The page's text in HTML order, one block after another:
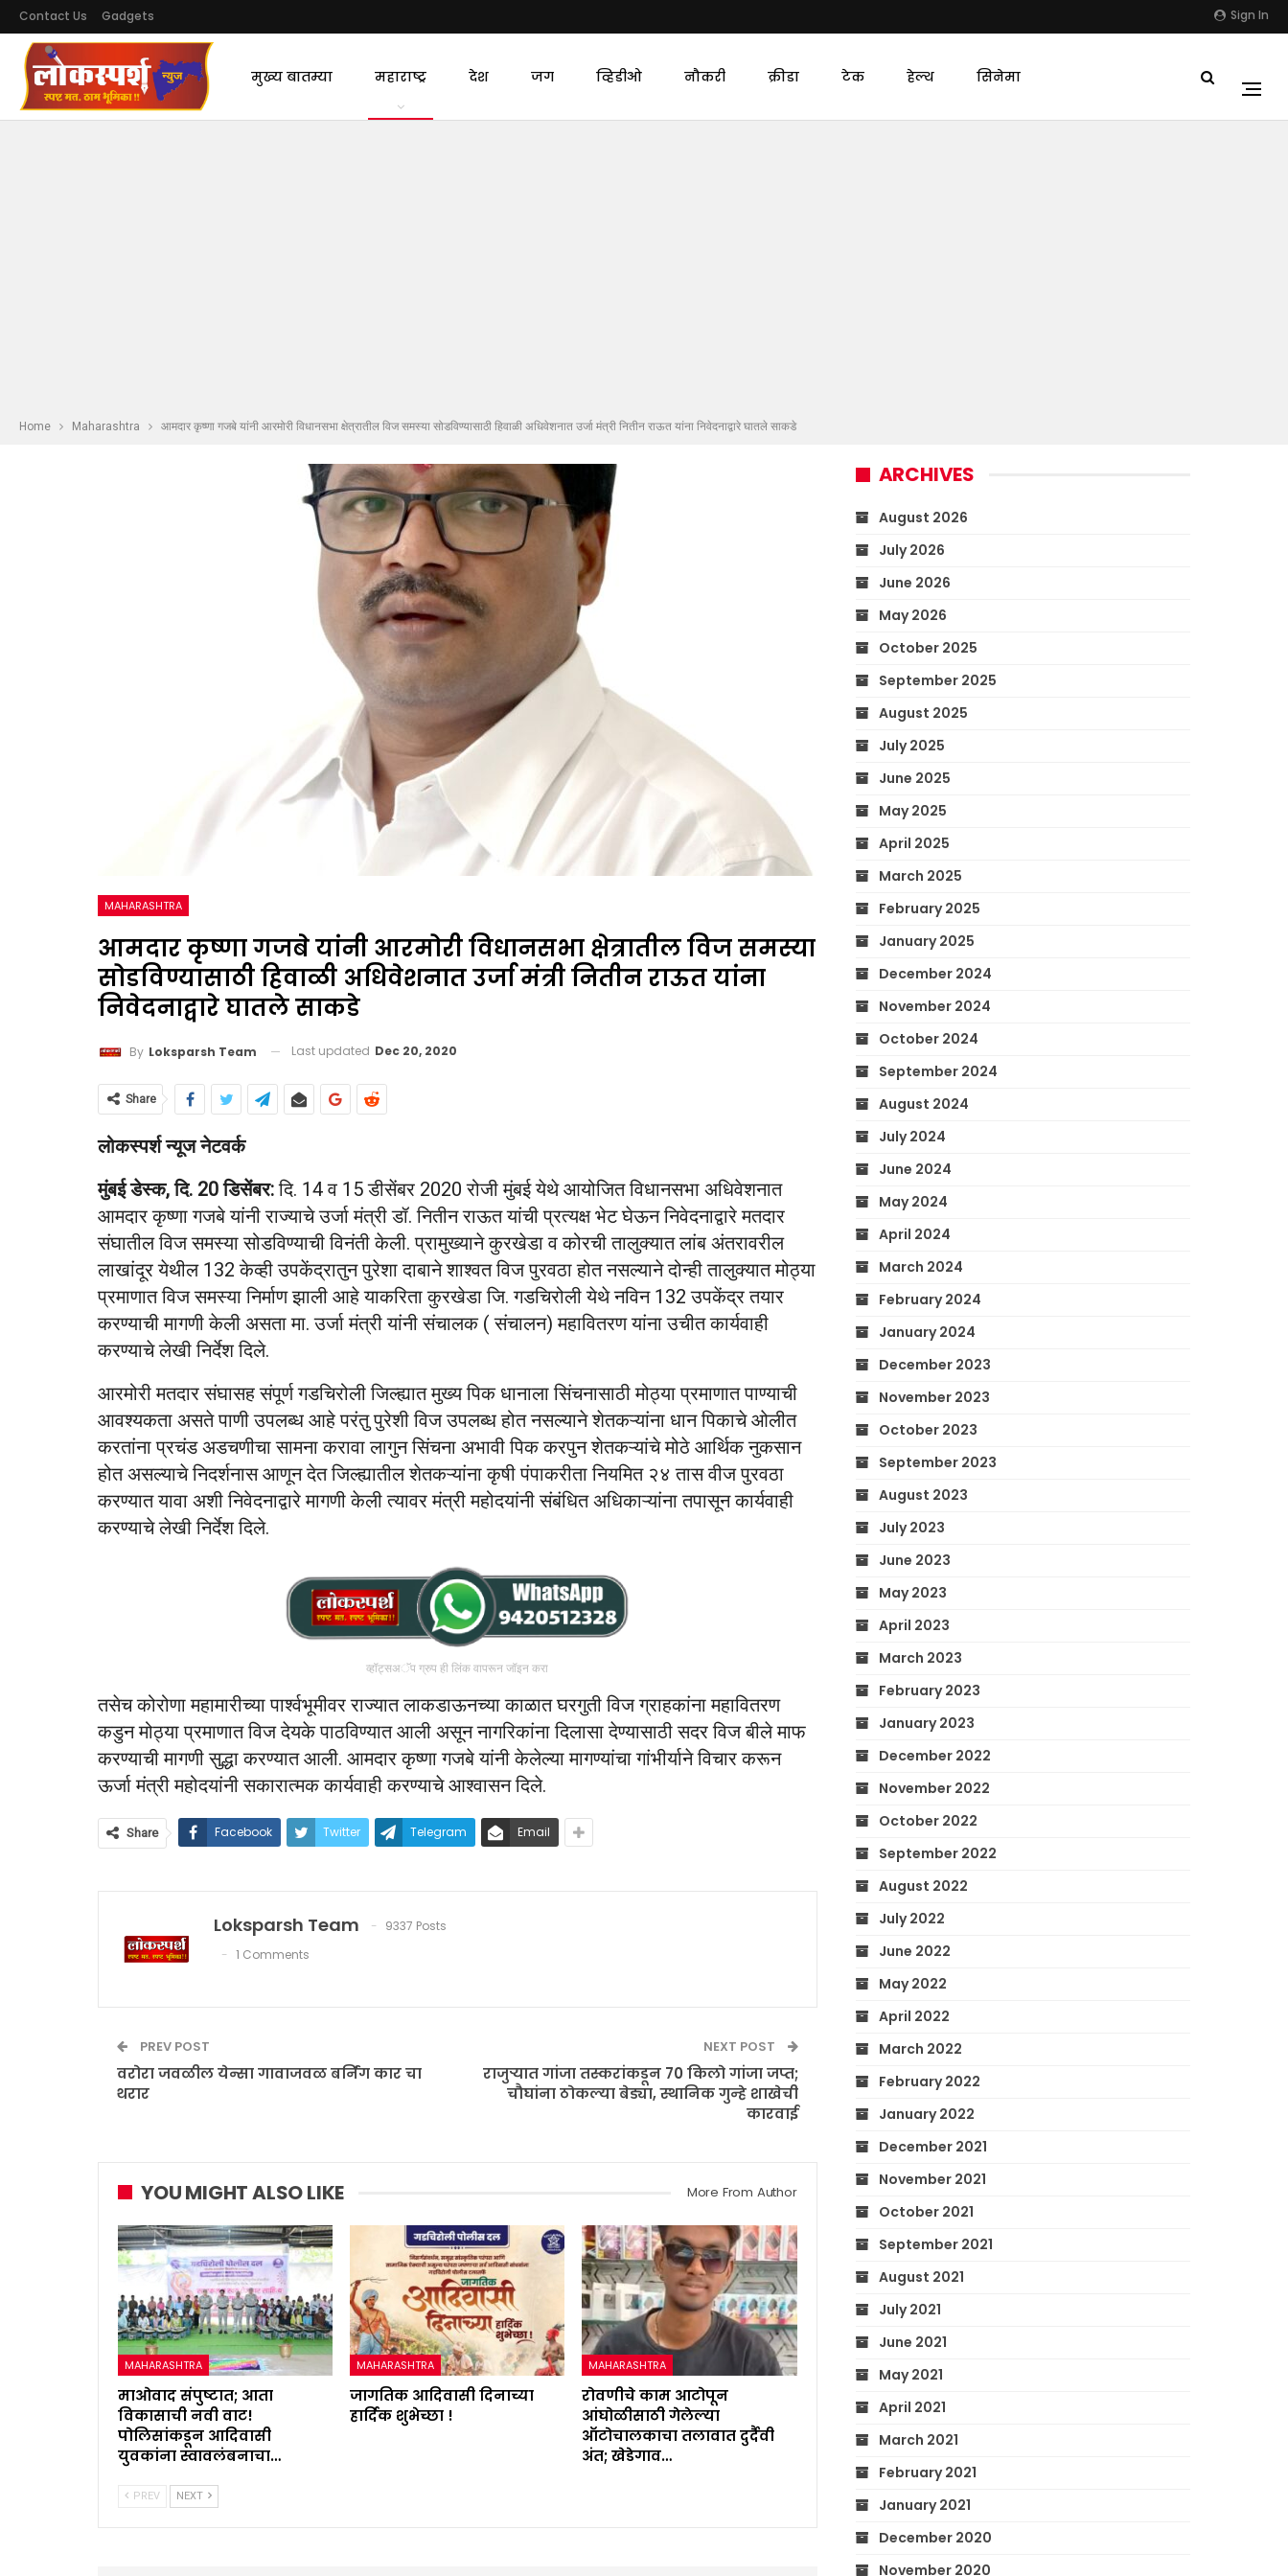
Sign In
Contact Us Gadgets
मुख्य बातम्या महाराष्ट्र देश जग व्हिडीओ नौकरी क्रीडा टेक हेल्थ सिनेमा
Home Maharashtra आमदार कृष्णा गजबे यांनी आरमोरी विधानसभा क्षेत्रातील विज समस्या सोडविण्यासाठी हिवाळी अधिवेशनात उर्जा मंत्री नितीन राऊत यांना निवेदनाद्वारे घातले साकडे
MAHARASHTRA
आमदार कृष्णा गजबे यांनी आरमोरी विधानसभा क्षेत्रातील विज समस्या
सोडविण्यासाठी हिवाळी अधिवेशनात उर्जा मंत्री नितीन राऊत यांना
निवेदनाद्वारे घातले साकडे
By Loksparsh Team Last updated Dec 20, 2020
Share
लोकस्पर्श न्यूज नेटवर्क
मुंबई डेस्क, दि. 20 डिसेंबर:दि. 14 व 15 डीसेंबर 2020 रोजी मुंबई येथे आयोजित विधानसभा अधिवेशनात
आमदार कृष्णा गजबे यांनी राज्याचे उर्जा मंत्री डॉ. नितीन राऊत यांची प्रत्यक्ष भेट घेऊन निवेदनाद्वारे मतदार
संघातील विज समस्या सोडविण्याची विनंती केली. प्रामुख्याने कुरखेडा व कोरची तालुक्यात लांब अंतरावरील
लाखांदूर येथील 132 केव्ही उपकेंद्रातुन पुरेशा दाबाने शाश्वत विज पुरवठा होत नसल्याने दोन्ही तालुक्यात मोठ्या
प्रमाणात विज समस्या निर्माण झाली आहे याकरिता कुरखेडा जि. गडचिरोली येथे नविन 132 उपकेंद्र तयार
करण्याची मागणी केली असता मा. उर्जा मंत्री यांनी संचालक ( संचालन) महावितरण यांना उचीत कार्यवाही
करण्याचे लेखी निर्देश दिले.
आरमोरी मतदार संघासह संपूर्ण गडचिरोली जिल्ह्यात मुख्य पिक धानाला सिंचनासाठी मोठ्या प्रमाणात पाण्याची
आवश्यकता असते पाणी उपलब्ध आहे परंतु पुरेशी विज उपलब्ध होत नसल्याने शेतकऱ्यांना धान पिकाचे ओलीत
करतांना प्रचंड अडचणीचा सामना करावा लागुन सिंचना अभावी पिक करपुन शेतकऱ्यांचे मोठे आर्थिक नुकसान
होत असल्याचे निदर्शनास आणून देत जिल्ह्यातील शेतकऱ्यांना कृषी पंपाकरीता नियमित २४ तास वीज पुरवठा
करण्यात यावा अशी निवेदनाद्वारे मागणी केली त्यावर मंत्री महोदयांनी संबंधित अधिकाऱ्यांना तपासून कार्यवाही
करण्याचे लेखी निर्देश दिले.
व्हॉट्सअॅप ग्रुप ही लिंक वापरून जॉइन करा
तसेच कोरोणा महामारीच्या पार्श्वभूमीवर राज्यात लाकडाऊनच्या काळात घरगुती विज ग्राहकांना महावितरण
कडुन मोठ्या प्रमाणात विज देयके पाठविण्यात आली असून नागरिकांना दिलासा देण्यासाठी सदर विज बीले माफ
करण्याची मागणी सुद्धा करण्यात आली. आमदार कृष्णा गजबे यांनी केलेल्या मागण्यांचा गांभीर्याने विचार करून
ऊर्जा मंत्री महोदयांनी सकारात्मक कार्यवाही करण्याचे आश्वासन दिले.
Share Facebook Twitter Telegram Email
Loksparsh Team
9337 Posts
1 Comments
PREV POST
वरोरा जवळील येन्सा गावाजवळ बर्निंग कार चा
थरार
NEXT POST
राजुर्‍यात गांजा तस्करांकडून 70 किलो गांजा जप्त;
चौघांना ठोकल्या बेड्या, स्थानिक गुन्हे शाखेची
कारवाई
YOU MIGHT ALSO LIKE More From Author
MAHARASHTRA
माओवाद संपुष्टात; आता
विकासाची नवी वाट!
पोलिसांकडून आदिवासी
युवकांना स्वावलंबनाचा…
MAHARASHTRA
जागतिक आदिवासी दिनाच्या
हार्दिक शुभेच्छा !
MAHARASHTRA
रोवणीचे काम आटोपून
आंघोळीसाठी गेलेल्या
ऑटोचालकाचा तलावात दुर्दैवी
अंत; खेडेगाव…
PREV NEXT
ARCHIVES
August 2026
July 2026
June 2026
May 2026
October 2025
September 2025
August 2025
July 2025
June 2025
May 2025
April 2025
March 2025
February 2025
January 2025
December 2024
November 2024
October 2024
September 2024
August 2024
July 2024
June 2024
May 2024
April 2024
March 2024
February 2024
January 2024
December 2023
November 2023
October 2023
September 2023
August 2023
July 2023
June 2023
May 2023
April 2023
March 2023
February 2023
January 2023
December 2022
November 2022
October 2022
September 2022
August 2022
July 2022
June 2022
May 2022
April 2022
March 2022
February 2022
January 2022
December 2021
November 2021
October 2021
September 2021
August 2021
July 2021
June 2021
May 2021
April 2021
March 2021
February 2021
January 2021
December 2020
November 2020